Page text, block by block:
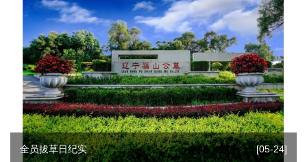
全员拔草日纪实 [05-24]